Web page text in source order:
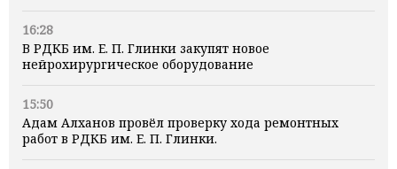
16:28
В РДКБ им. Е. П. Глинки закупят новое
нейрохирургическое оборудование
15:50
Адам Алханов провёл проверку хода ремонтных
работ в РДКБ им. Е. П. Глинки.